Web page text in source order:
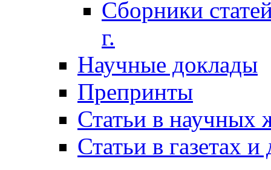
Сборники
г.
Научные доклады
Препринты
Статьи в научных
Статьи в газетах